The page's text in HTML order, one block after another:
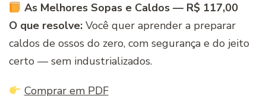
As Melhores Sopas e Caldos — R$ 117,00
O que resolve: Você quer aprender a preparar
caldos de ossos do zero, com segurança e do jeito
certo — sem industrializados.
Comprar em PDF